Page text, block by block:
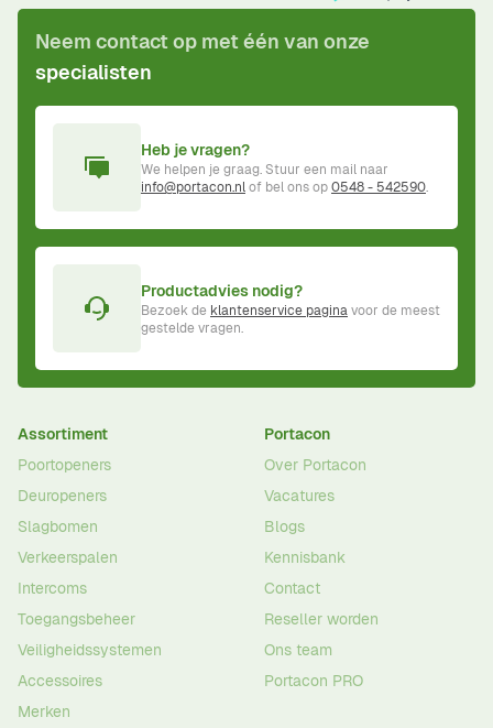
Neem contact op met één van onze
specialisten
Heb je vragen?
We helpen je graag. Stuur een mail naar
info@portacon.nlof bel ons op0548 - 542590.
Productadvies nodig?
Bezoek de klantenservice paginavoor de meest
gestelde vragen.
Assortiment
Poortopeners
Deuropeners
Slagbomen
Verkeerspalen
Intercoms
Toegangsbeheer
Veiligheidssystemen
Accessoires
Merken
Portacon
Over Portacon
Vacatures
Blogs
Kennisbank
Contact
Reseller worden
Ons team
Portacon PRO